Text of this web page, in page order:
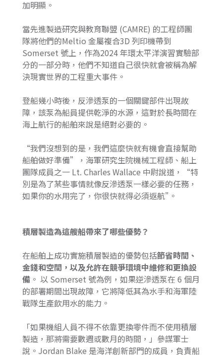
加明顯。
當先進製造研究與教育聯盟 (CAMRE) 的工程師團
隊將他們的Meltio 金屬複合3D 列印機帶到
Somerset 號上，作為2024 年環太平洋演習實驗部
分的一部分時，他們不知道自己很快就會被稱為解
決現實世界的工程重大事件。
登船幾小時後，反滲透泵的一個關鍵部件出現故
障，該泵為船員提供乾淨的水源，這對於長時間在
海上航行的船舶來說是絕對必要的。
“我們沒想到的是，我們這麼快就有機會直接幫助
船舶做好準備”，海軍研究生院機械工程師、船上
團隊成員之一 Lt. Charles Wallace 中尉說道，“特
別是為了某些事情就像反滲透泵一樣必要的任務，
如果你的水用完了，你很快就得必須返航"。
積層製造為這艘船帶來了哪些優勢？
在船舶上成功實施積層製造的優勢包括節省時間、
金錢和空間，以及允許在競爭環境中維修和更換設
備 。 以 Somerset 號為例，如果逆滲透泵在 6 個月
的部署期間出現故障，它將降低其為水手和海軍陸
戰隊生產飲用水的能力。
「如果機組人員不得不依靠更換零件而不使用積層
製造，那將需要數週或數月的時間，」參謀軍士
說。Jordan Blake 是海洋創新部門的成員，負責船